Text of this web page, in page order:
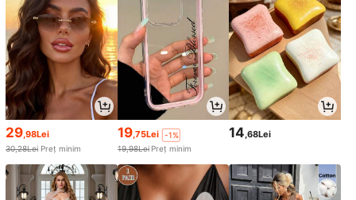
29,98Lei
30,28Lei Preț minim
19,75Lei
-1%
19,98Lei Preț minim
14,68Lei